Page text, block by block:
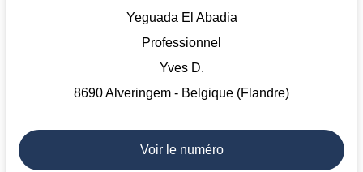
Yeguada El Abadia
Professionnel
Yves D.
8690 Alveringem - Belgique (Flandre)
Voir le numéro